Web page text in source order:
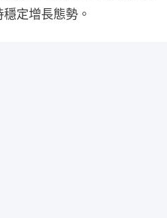
定增長態勢。